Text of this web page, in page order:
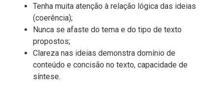
Tenha muita atenção à relação lógica das ideias
(coerência);
Nunca se afaste do tema e do tipo de texto
propostos;
Clareza nas ideias demonstra domínio de
conteúdo e concisão no texto, capacidade de
síntese.